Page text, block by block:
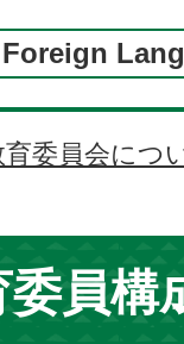
Foreign
育委員会につ
員構